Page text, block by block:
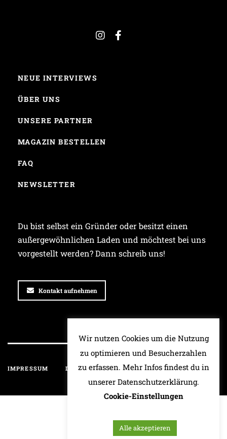
NEUE INTERVIEWS
ÜBER UNS
UNSERE PARTNER
MAGAZIN BESTELLEN
FAQ
NEWSLETTER
Du bist selbst ein Gründer oder besitzt einen
außergewöhnlichen Laden und möchtest bei uns
vorgestellt werden? Dann schreib uns!
Kontakt aufnehmen
IMPRESSUM DATENSCHUTZ HAFTUNGSAUSSCHLUSS
Wir nutzen Cookies um die Nutzung
zu optimieren und Besucherzahlen
zu erfassen. Mehr Infos findest du in
unserer Datenschutzerklärung.
Cookie-Einstellungen
Alle akzeptieren